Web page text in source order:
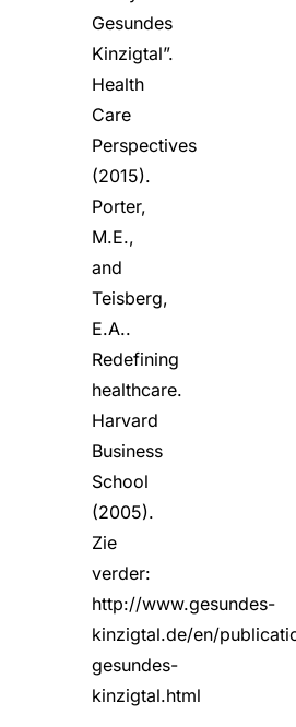
Gesundes
Kinzigtal”.
Health
Care
Perspectives
(2015).
Porter,
M.E.,
and
Teisberg,
E.A..
Redefining
healthcare.
Harvard
Business
School
(2005).
Zie
verder:
http://www.gesundes-
kinzigtal.de/en/
gesundes-
kinzigtal.html